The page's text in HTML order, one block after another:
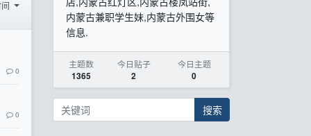
0
0
内蒙古兼职学生妹,内蒙古外围女等
信息.
主题数
1365
今日贴子
2
今日主题
0
搜索